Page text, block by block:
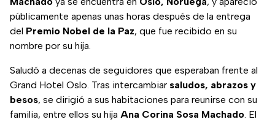
públicamente apenas unas horas después de la entrega
del Premio Nobel de la Paz, que fue recibido en su
nombre por su hija.
Saludó a decenas de seguidores que esperaban frente al
Grand Hotel Oslo. Tras intercambiar saludos, abrazos y
besos, se dirigió a sus habitaciones para reunirse con su
familia, entre ellos su hija Ana Corina Sosa Machado. El